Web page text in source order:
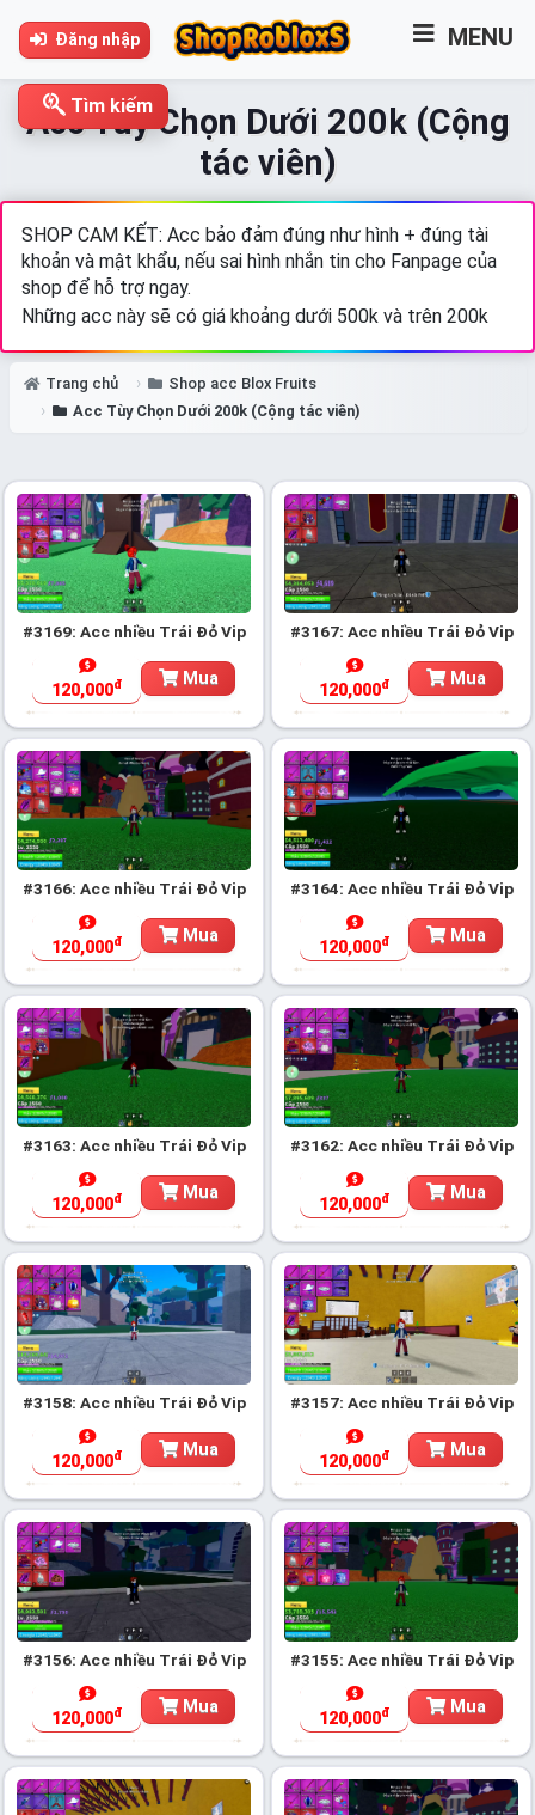
Đăng nhập MENU
Acc Tùy Chọn Dưới 200k (Cộng
tác viên)
SHOP CAM KẾT: Acc bảo đảm đúng như hình + đúng tài
khoản và mật khẩu, nếu sai hình nhắn tin cho Fanpage của
shop để hỗ trợ ngay.
Những acc này sẽ có giá khoảng dưới 500k và trên 200k
Trang chủ
Shop acc Blox Fruits
Acc Tùy Chọn Dưới 200k (Cộng tác viên)
Tìm kiếm
#3169: Acc nhiều Trái Đỏ Vip
120,000đ Mua
#3167: Acc nhiều Trái Đỏ Vip
120,000đ Mua
#3166: Acc nhiều Trái Đỏ Vip
120,000đ Mua
#3164: Acc nhiều Trái Đỏ Vip
120,000đ Mua
#3163: Acc nhiều Trái Đỏ Vip
120,000đ Mua
#3162: Acc nhiều Trái Đỏ Vip
120,000đ Mua
#3158: Acc nhiều Trái Đỏ Vip
120,000đ Mua
#3157: Acc nhiều Trái Đỏ Vip
120,000đ Mua
#3156: Acc nhiều Trái Đỏ Vip
120,000đ Mua
#3155: Acc nhiều Trái Đỏ Vip
120,000đ Mua